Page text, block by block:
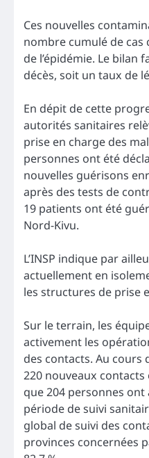
Ces nouvelles
nombre cumulé de
de l’épidémie. Le bilan
décès, soit un taux de
En dépit de cette
autorités sanitaires
prise en charge des
personnes ont été
nouvelles guérisons
après des tests de
19 patients ont été
Nord-Kivu.
L’INSP indique par
actuellement en
les structures de prise
Sur le terrain, les
activement les
des contacts. Au cours
220 nouveaux
que 204 personnes ont
période de suivi
global de suivi des
provinces concernées